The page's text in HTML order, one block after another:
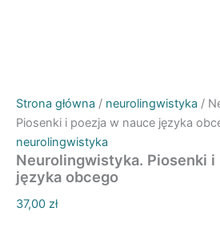
Strona główna / neurolingwistyka /
Piosenki i poezja w nauce języka
neurolingwistyka
Neurolingwistyka. Piosenki i
języka obcego
37,00 zł